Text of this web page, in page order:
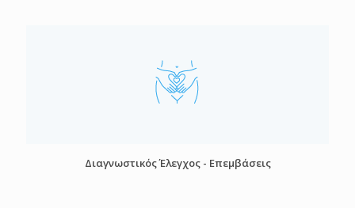
Διαγνωστικός Έλεγχος - Επεμβάσεις